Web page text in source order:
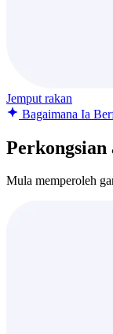
Jemput rakan
Bagaimana Ia
Mula memperoleh